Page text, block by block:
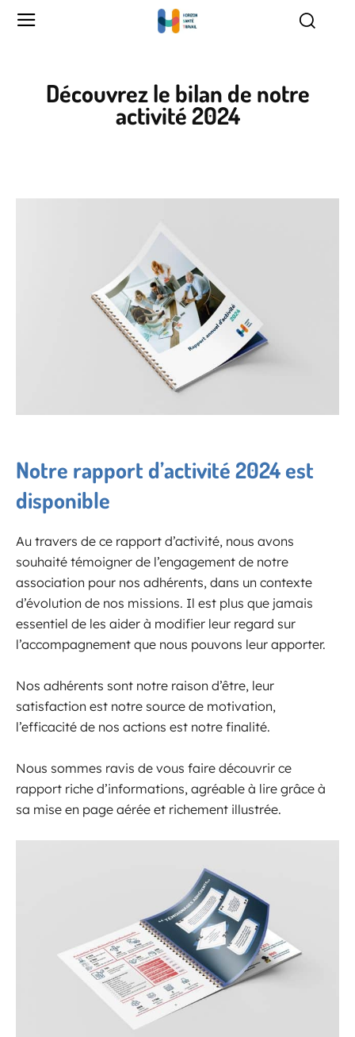
Découvrez le bilan de notre
activité 2024
Notre rapport d’activité 2024 est
disponible
Au travers de ce rapport d’activité, nous avons
souhaité témoigner de l’engagement de notre
association pour nos adhérents, dans un contexte
d’évolution de nos missions. Il est plus que jamais
essentiel de les aider à modifier leur regard sur
l’accompagnement que nous pouvons leur apporter.
Nos adhérents sont notre raison d’être, leur
satisfaction est notre source de motivation,
l’efficacité de nos actions est notre finalité.
Nous sommes ravis de vous faire découvrir ce
rapport riche d’informations, agréable à lire grâce à
sa mise en page aérée et richement illustrée.